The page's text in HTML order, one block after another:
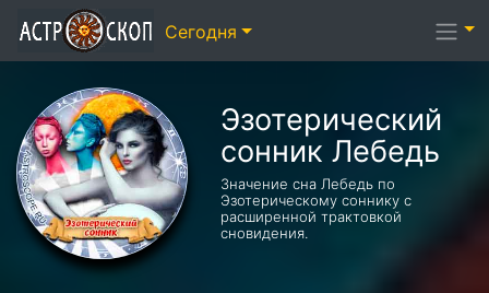
Эзотерический
cонник Лебедь
Значение сна Лебедь по
Эзотерическому соннику с
расширенной трактовкой
сновидения.
Сегодня